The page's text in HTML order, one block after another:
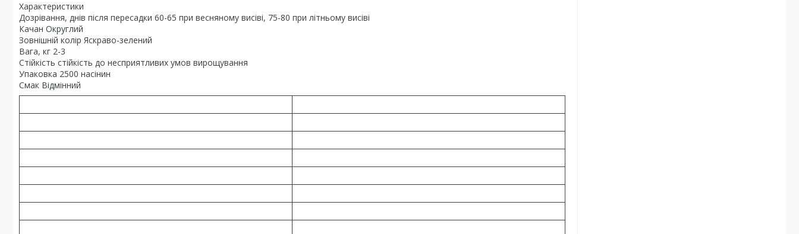
Характеристики
Дозрівання, днів після пересадки 60-65 при весняному висіві, 75-80 при літньому висіві
Качан Округлий
Зовнішній колір Яскраво-зелений
Вага, кг 2-3
Стійкість стійкість до несприятливих умов вирощування
Упаковка 2500 насінин
Смак Відмінний